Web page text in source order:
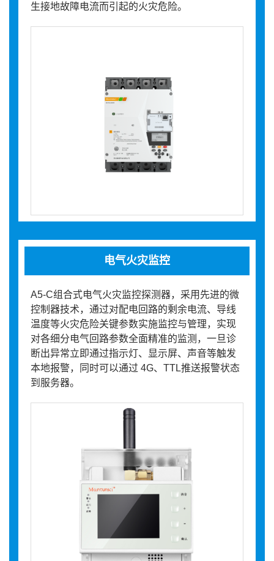
生接地故障电流而引起的火灾危险。
电气火灾监控
A5-C组合式电气火灾监控探测器，采用先进的微
控制器技术，通过对配电回路的剩余电流、导线
温度等火灾危险关键参数实施监控与管理，实现
对各细分电气回路参数全面精准的监测，一旦诊
断出异常立即通过指示灯、显示屏、声音等触发
本地报警，同时可以通过 4G、TTL推送报警状态
到服务器。